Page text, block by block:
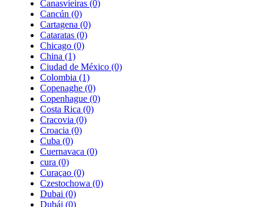
Canasvieiras (0)
Cancún (0)
Cartagena (0)
Cataratas (0)
Chicago (0)
China (1)
Ciudad de México (0)
Colombia (1)
Copenaghe (0)
Copenhague (0)
Costa Rica (0)
Cracovia (0)
Croacia (0)
Cuba (0)
Cuernavaca (0)
cura (0)
Curaçao (0)
Czestochowa (0)
Dubai (0)
Dubái (0)